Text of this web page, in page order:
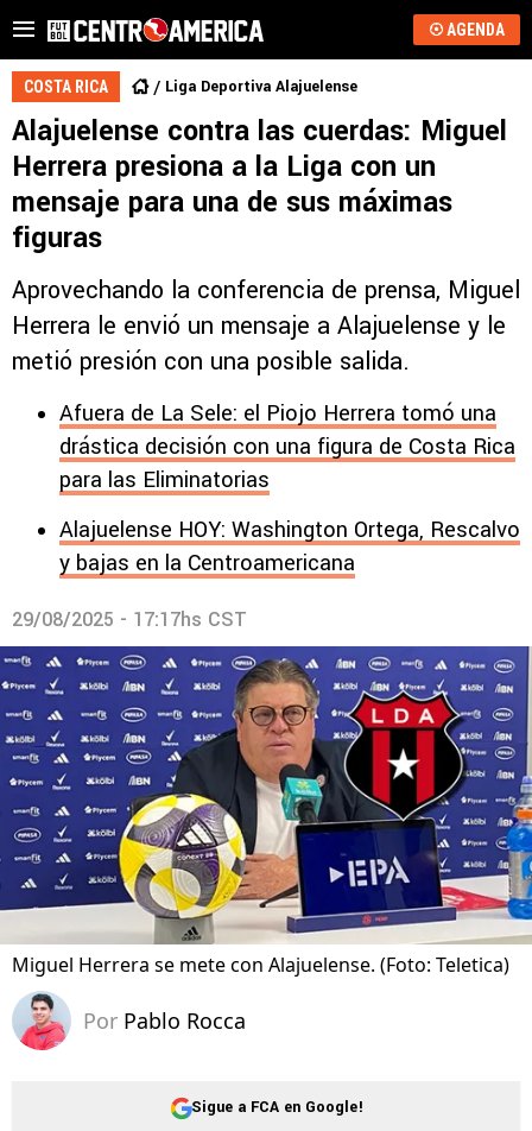
AGENDA
COSTA RICA Liga Deportiva Alajuelense
Alajuelense contra las cuerdas: Miguel
Herrera presiona a la Liga con un
mensaje para una de sus máximas
figuras
Aprovechando la conferencia de prensa, Miguel
Herrera le envió un mensaje a Alajuelense y le
metió presión con una posible salida.
Afuera de La Sele: el Piojo Herrera tomó una
drástica decisión con una figura de Costa Rica
para las Eliminatorias
Alajuelense HOY: Washington Ortega, Rescalvo
y bajas en la Centroamericana
29/08/2025 - 17:17hs CST
Miguel Herrera se mete con Alajuelense. (Foto: Teletica)
Por Pablo Rocca
Sigue a FCA en Google!